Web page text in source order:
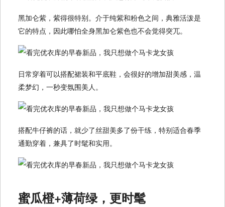
黑加仑紫，紫得很特别。介于纯紫和粉色之间，典雅活泼是
它的特点，因此哪怕全身黑加仑紫色也不会觉得突兀。
日常穿着可以搭配裙装和平底鞋，会很好的增加甜美感，温
柔梦幻，一秒变氛围美人。
搭配牛仔裤的话，就少了丝甜美多了份干练，特别适合春季
通勤穿着，兼具了时髦和实用。
蜜瓜橙+薄荷绿，更时髦